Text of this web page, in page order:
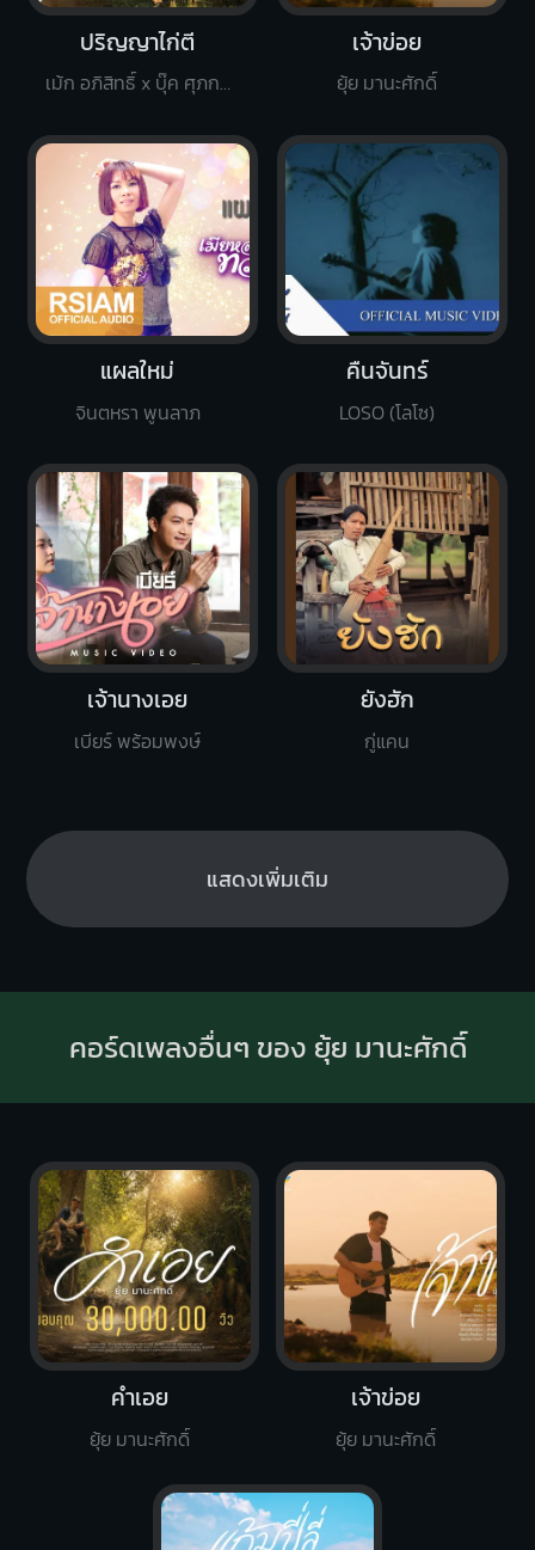
ปริญญาไก่ตี
เม้ก อภิสิทธิ์ x บุ๊ค ศุภกาญจน์
เจ้าข่อย
ยุ้ย มานะศักดิ์
แผลใหม่
จินตหรา พูนลาภ
คืนจันทร์
LOSO (โลโซ)
เจ้านางเอย
เบียร์ พร้อมพงษ์
ยังฮัก
กู่แคน
แสดงเพิ่มเติม
คอร์ดเพลงอื่นๆ ของ ยุ้ย มานะศักดิ์
คำเอย
ยุ้ย มานะศักดิ์
เจ้าข่อย
ยุ้ย มานะศักดิ์